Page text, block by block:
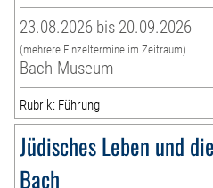
23.08.2026 bis 20.09.2026
(mehrere Einzeltermine im Zeitraum)
Bach-Museum
Rubrik: Führung
Jüdisches Leben und
Bach